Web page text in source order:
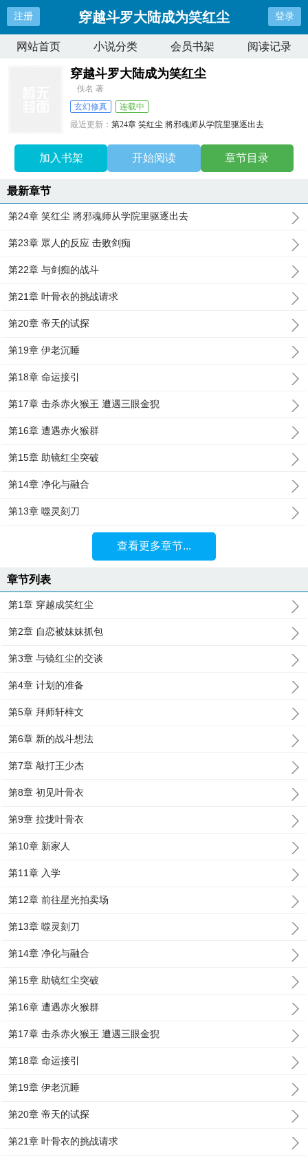
注册 穿越斗罗大陆成为笑红尘 登录
网站首页 小说分类 会员书架 阅读记录
穿越斗罗大陆成为笑红尘
佚名 著
玄幻修真
连载中
最近更新：第24章 笑红尘 將邪魂师从学院里驱逐出去
加入书架 开始阅读 章节目录
最新章节
第24章 笑红尘 將邪魂师从学院里驱逐出去
第23章 眾人的反应 击败剑痴
第22章 与剑痴的战斗
第21章 叶骨衣的挑战请求
第20章 帝天的试探
第19章 伊老沉睡
第18章 命运接引
第17章 击杀赤火猴王 遭遇三眼金猊
第16章 遭遇赤火猴群
第15章 助镜红尘突破
第14章 净化与融合
第13章 噬灵刻刀
查看更多章节...
章节列表
第1章 穿越成笑红尘
第2章 自恋被妹妹抓包
第3章 与镜红尘的交谈
第4章 计划的准备
第5章 拜师轩梓文
第6章 新的战斗想法
第7章 敲打王少杰
第8章 初见叶骨衣
第9章 拉拢叶骨衣
第10章 新家人
第11章 入学
第12章 前往星光拍卖场
第13章 噬灵刻刀
第14章 净化与融合
第15章 助镜红尘突破
第16章 遭遇赤火猴群
第17章 击杀赤火猴王 遭遇三眼金猊
第18章 命运接引
第19章 伊老沉睡
第20章 帝天的试探
第21章 叶骨衣的挑战请求